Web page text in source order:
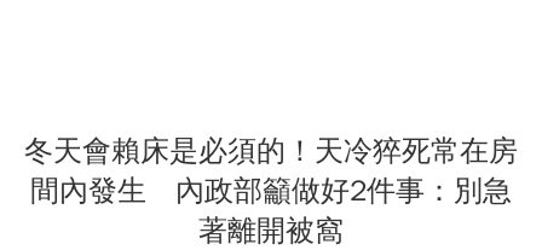
冬天會賴床是必須的！天冷猝死常在房
間內發生 內政部籲做好2件事：別急
著離開被窩